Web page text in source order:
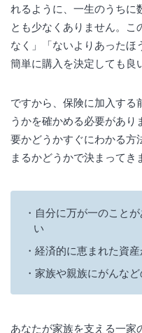
れるように、一生のうちに
とも少なくありません。こ
なく」「ないよりあった
簡単に購入を決定しても良
ですから、保険に加入す
うかを確かめる必要があ
要かどうかすぐにわかる方
まるかどうかで決まってき
自分に万が一のこと
い
経済的に恵まれた資産
家族や親族にがんな
あなたが家族を支える一家